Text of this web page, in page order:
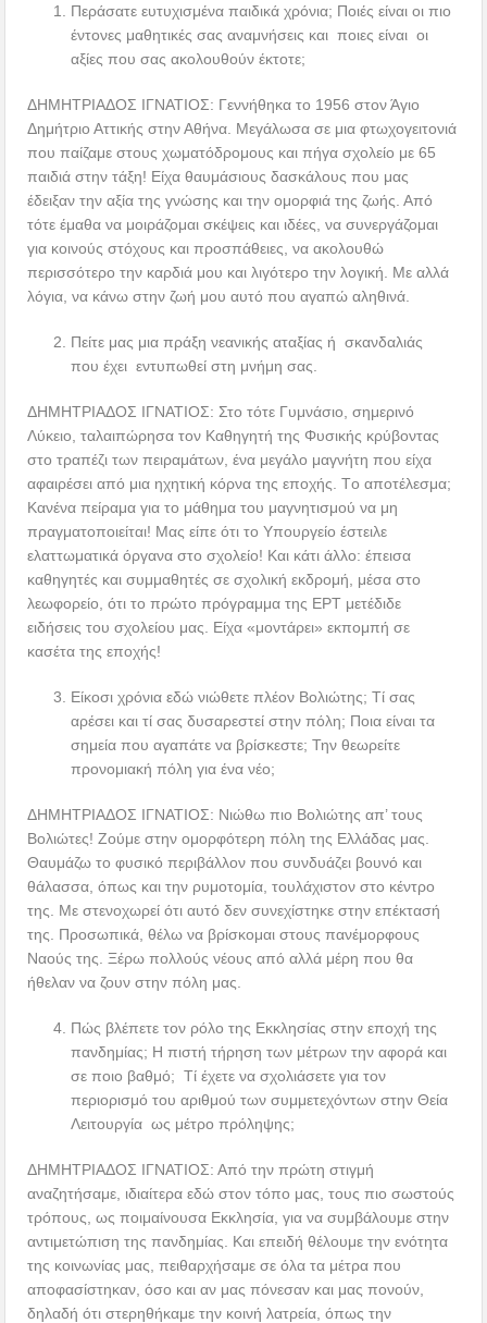
Περάσατε ευτυχισμένα παιδικά χρόνια; Ποιές είναι οι πιο
έντονες μαθητικές σας αναμνήσεις και ποιες είναι οι
αξίες που σας ακολουθούν έκτοτε;
ΔΗΜΗΤΡΙΑΔΟΣ ΙΓΝΑΤΙΟΣ: Γεννήθηκα το 1956 στον Άγιο
Δημήτριο Αττικής στην Αθήνα. Μεγάλωσα σε μια φτωχογειτονιά
που παίζαμε στους χωματόδρομους και πήγα σχολείο με 65
παιδιά στην τάξη! Είχα θαυμάσιους δασκάλους που μας
έδειξαν την αξία της γνώσης και την ομορφιά της ζωής. Από
τότε έμαθα να μοιράζομαι σκέψεις και ιδέες, να συνεργάζομαι
για κοινούς στόχους και προσπάθειες, να ακολουθώ
περισσότερο την καρδιά μου και λιγότερο την λογική. Με αλλά
λόγια, να κάνω στην ζωή μου αυτό που αγαπώ αληθινά.
Πείτε μας μια πράξη νεανικής αταξίας ή σκανδαλιάς
που έχει εντυπωθεί στη μνήμη σας.
ΔΗΜΗΤΡΙΑΔΟΣ ΙΓΝΑΤΙΟΣ: Στο τότε Γυμνάσιο, σημερινό
Λύκειο, ταλαιπώρησα τον Καθηγητή της Φυσικής κρύβοντας
στο τραπέζι των πειραμάτων, ένα μεγάλο μαγνήτη που είχα
αφαιρέσει από μια ηχητική κόρνα της εποχής. Tο αποτέλεσμα;
Κανένα πείραμα για το μάθημα του μαγνητισμού να μη
πραγματοποιείται! Μας είπε ότι το Υπουργείο έστειλε
ελαττωματικά όργανα στο σχολείο! Και κάτι άλλο: έπεισα
καθηγητές και συμμαθητές σε σχολική εκδρομή, μέσα στο
λεωφορείο, ότι το πρώτο πρόγραμμα της ΕΡΤ μετέδιδε
ειδήσεις του σχολείου μας. Είχα «μοντάρει» εκπομπή σε
κασέτα της εποχής!
Είκοσι χρόνια εδώ νιώθετε πλέον Βολιώτης; Τί σας
αρέσει και τί σας δυσαρεστεί στην πόλη; Ποια είναι τα
σημεία που αγαπάτε να βρίσκεστε; Την θεωρείτε
προνομιακή πόλη για ένα νέο;
ΔΗΜΗΤΡΙΑΔΟΣ ΙΓΝΑΤΙΟΣ: Νιώθω πιο Βολιώτης απ’ τους
Βολιώτες! Ζούμε στην ομορφότερη πόλη της Ελλάδας μας.
Θαυμάζω το φυσικό περιβάλλον που συνδυάζει βουνό και
θάλασσα, όπως και την ρυμοτομία, τουλάχιστον στο κέντρο
της. Με στενοχωρεί ότι αυτό δεν συνεχίστηκε στην επέκτασή
της. Προσωπικά, θέλω να βρίσκομαι στους πανέμορφους
Ναούς της. Ξέρω πολλούς νέους από αλλά μέρη που θα
ήθελαν να ζουν στην πόλη μας.
Πώς βλέπετε τον ρόλο της Εκκλησίας στην εποχή της
πανδημίας; Η πιστή τήρηση των μέτρων την αφορά και
σε ποιο βαθμό; Τί έχετε να σχολιάσετε για τον
περιορισμό του αριθμού των συμμετεχόντων στην Θεία
Λειτουργία ως μέτρο πρόληψης;
ΔΗΜΗΤΡΙΑΔΟΣ ΙΓΝΑΤΙΟΣ: Από την πρώτη στιγμή
αναζητήσαμε, ιδιαίτερα εδώ στον τόπο μας, τους πιο σωστούς
τρόπους, ως ποιμαίνουσα Εκκλησία, για να συμβάλουμε στην
αντιμετώπιση της πανδημίας. Και επειδή θέλουμε την ενότητα
της κοινωνίας μας, πειθαρχήσαμε σε όλα τα μέτρα που
αποφασίστηκαν, όσο και αν μας πόνεσαν και μας πονούν,
δηλαδή ότι στερηθήκαμε την κοινή λατρεία, όπως την